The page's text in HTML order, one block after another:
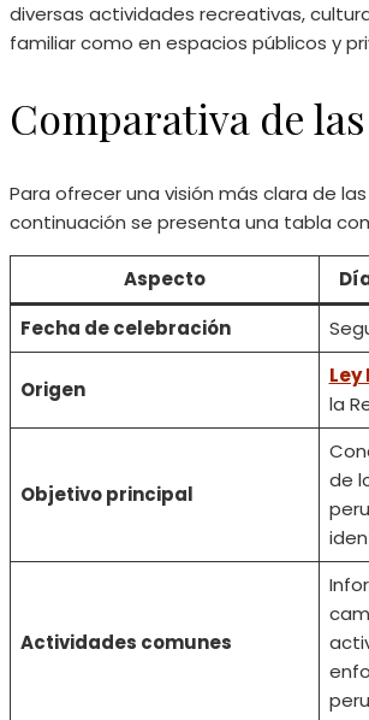
diversas actividades recreativas,
familiar como en espacios públicos y
Comparativa de
Para ofrecer una visión más clara de
continuación se presenta una tabla
Aspecto
Fecha de celebración
Origen
Ley
la
Objetivo principal
de
Actividades comunes